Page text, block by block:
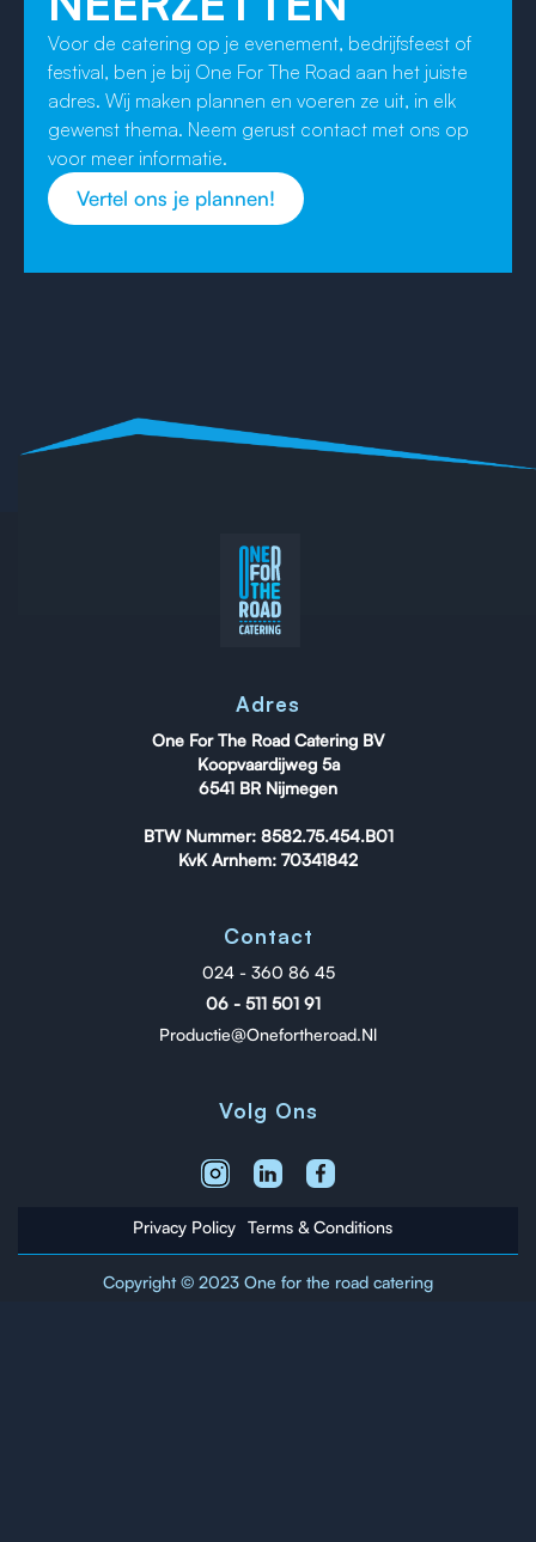
Voor de catering op je evenement, bedrijfsfeest of
festival, ben je bij One For The Road aan het juiste
adres. Wij maken plannen en voeren ze uit, in elk
gewenst thema. Neem gerust contact met ons op
voor meer informatie.
Vertel ons je plannen!
Adres
One For The Road Catering BV
Koopvaardijweg 5a
6541 BR Nijmegen
BTW Nummer: 8582.75.454.B01
KvK Arnhem: 70341842
Contact
024 - 360 86 45
06 - 511 501 91
Productie@onefortheroad.nl
Volg Ons
Privacy Policy Terms & Conditions
Copyright © 2023 One for the road catering